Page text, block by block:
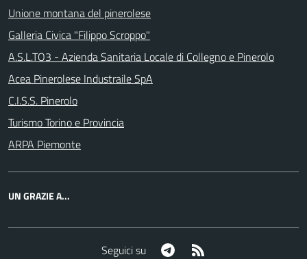
Unione montana del pinerolese
Galleria Civica "Filippo Scroppo"
A.S.L.TO3 - Azienda Sanitaria Locale di Collegno e Pinerolo
Acea Pinerolese Industraile SpA
C.I.S.S. Pinerolo
Turismo Torino e Provincia
ARPA Piemonte
UN GRAZIE A...
Seguici su Telegram